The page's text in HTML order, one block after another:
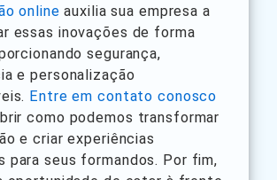
online auxilia sua empresa a
essas inovações de forma
segurança,
e personalização
Entre em contato conosco
como podemos transformar
e criar experiências
para seus formandos. Por fim,